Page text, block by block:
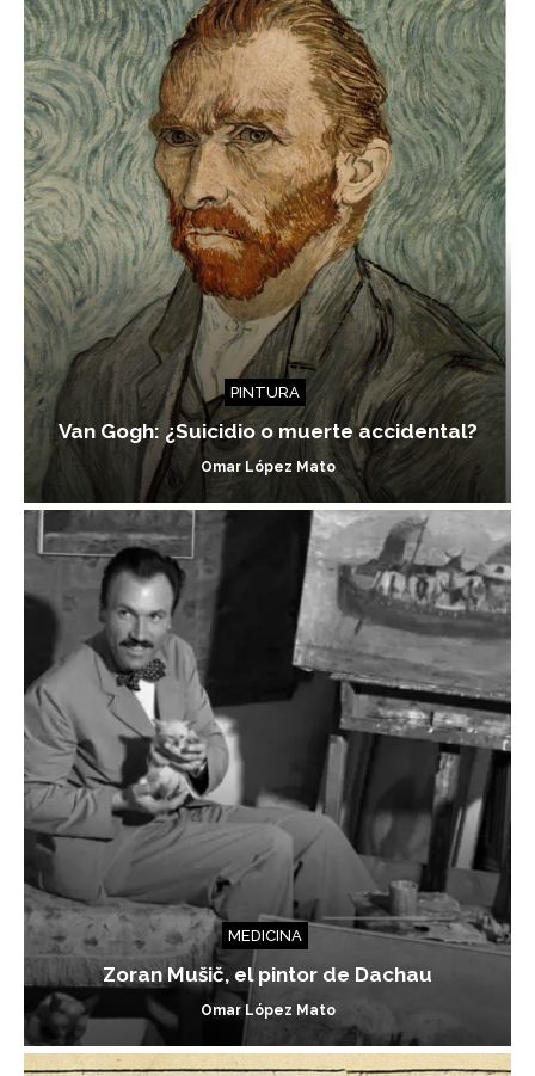
PINTURA
Van Gogh: ¿Suicidio o muerte accidental?
Omar López Mato
MEDICINA
Zoran Mušič, el pintor de Dachau
Omar López Mato